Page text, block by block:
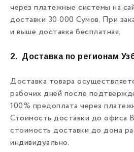
через платежные системы на
доставки 30 000 Сумов. При
и выше доставка бесплатная.
2. Доставка по регионам
Доставка товара
рабочих дней после
100% предоплата через
Стоимость доставки до офиса
стоимость доставки до дома
индивидуально.